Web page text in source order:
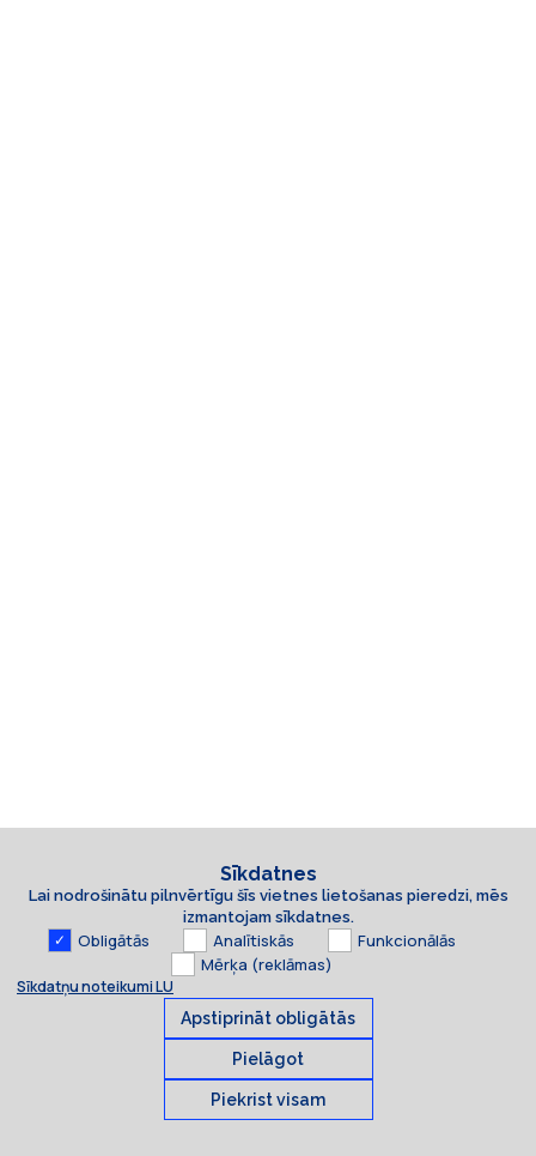
Sīkdatnes
Lai nodrošinātu pilnvērtīgu šīs vietnes lietošanas pieredzi, mēs
izmantojam sīkdatnes.
Obligātās Analītiskās
Funkcionālās
Mērķa (reklāmas)
Sīkdatņu noteikumi LU
Apstiprināt obligātās
Pielāgot
Piekrist visam